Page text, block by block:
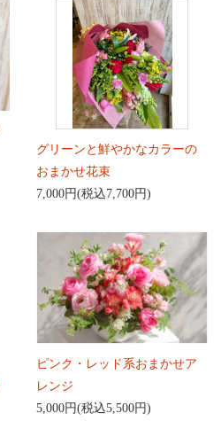
グリーンと鮮やかなカラーの
おまかせ花束
7,000円(税込7,700円)
ピンク・レッド系おまかせア
レンジ
5,000円(税込5,500円)